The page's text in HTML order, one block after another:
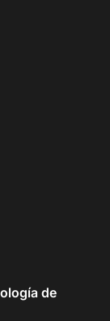
de